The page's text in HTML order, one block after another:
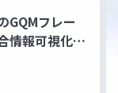
GQMフレー
情報可視化の